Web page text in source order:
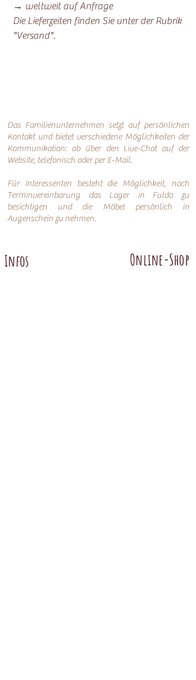
→ weltweit auf Anfrage
Die Lieferzeiten finden Sie unter der Rubrik
"Versand".
Das Familienunternehmen setzt auf persönlichen
Kontakt und bietet verschiedene Möglichkeiten der
Kommunikation: ob über den Live-Chat auf der
Website, telefonisch oder perE-Mail.
Für Interessenten besteht die Möglichkeit, nach
Terminvereinbarung das Lager in Fulda zu
besichtigen und die Möbel persönlich in
Augenschein zu nehmen.
Infos Online-Shop